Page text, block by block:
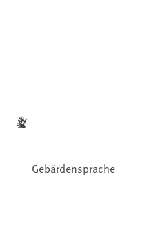
Gebärdensprache